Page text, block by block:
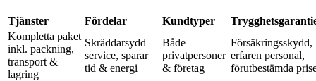
Tjänster Fördelar Kundtyper
Kompletta paket
inkl. packning,
transport &
lagring
Skräddarsydd
service, sparar
tid & energi
Både
privatpersoner
& företag
Försäkringsskydd,
erfaren personal,
förutbestämda